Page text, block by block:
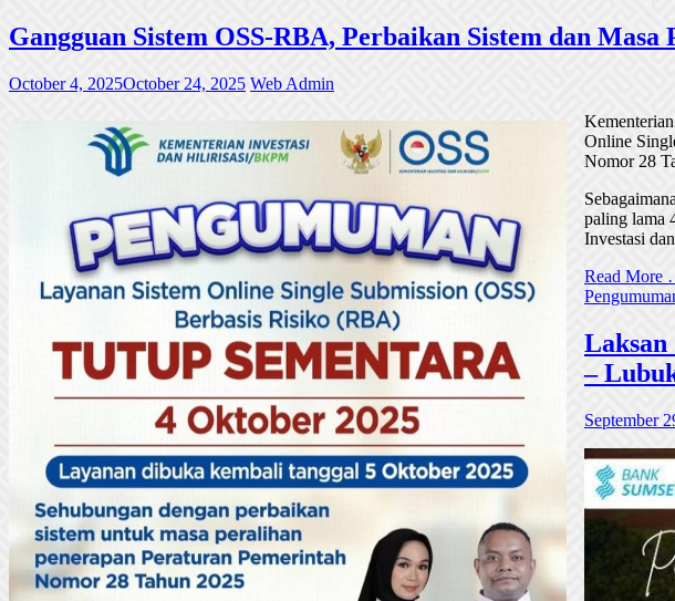
Gangguan Sistem OSS-RBA, Perbaikan Sistem dan Masa
October 4, 2025October 24, 2025 Web Admin
Online
Nomor 28
paling lama
Investasi
Read More
Laksan
–
September